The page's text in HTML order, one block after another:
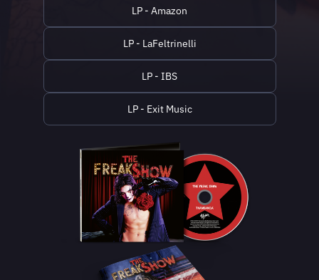
LP - Amazon
LP - LaFeltrinelli
LP - IBS
LP - Exit Music